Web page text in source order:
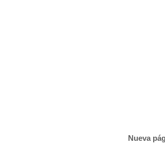
Nueva